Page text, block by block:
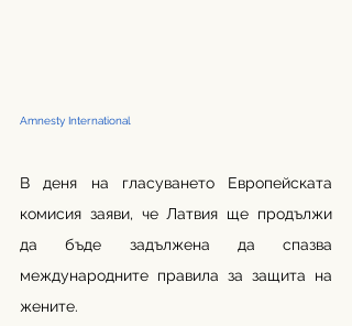
Amnesty International
В деня на гласуването Европейската
комисия заяви, че Латвия ще продължи
да бъде задължена да спазва
международните правила за защита на
жените.